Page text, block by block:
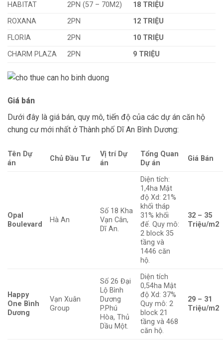
HABITAT
2PN (57 – 70M2)
18 TRIỆU
ROXANA
2PN
12 TRIỆU
FLORIA
2PN
10 TRIỆU
CHARM PLAZA
2PN 9 TRIỆU
Giá bán
Dưới đây là giá bán, quy mô, tiến độ của các dự án căn hộ
chung cư mới nhất ở Thành phố Dĩ An Bình Dương:
Tên Dự
án
Chủ Đầu Tư
Vị trí Dự
án
Tổng Quan
Dự án
Giá Bán
Opal
Boulevard
Hà An
Số 18 Kha
Vạn Cân,
Dĩ An.
Diện tích:
1,4ha Mật
độ Xd: 21%
khối tháp
31% khối
đế. Quy mô:
2 block 35
tầng và
1446 căn
hộ.
32 – 35
Triệu/m2
Happy
One Bình
Dương
Vạn Xuân
Group
Số 26 Đại
Lộ Bình
Dương
P.Phú
Hòa, Thủ
Dầu Một.
Diện tích
0,54ha Mật
độ Xd: 37%
Quy mô: 2
block 21
tầng và 468
căn hộ.
29 – 31
Triệu/m2